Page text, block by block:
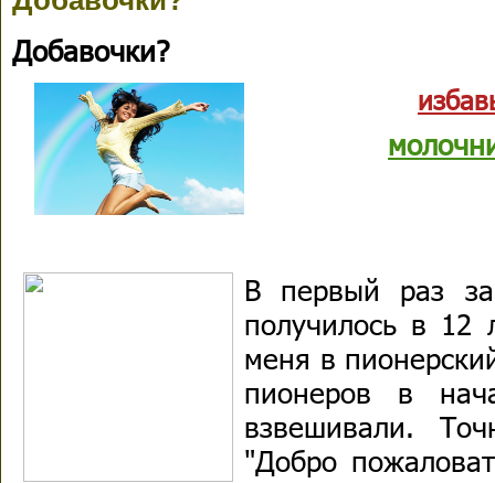
Добавочки?
В первый раз
получилось в 12
меня в
пионеров в
взвешивали.
"Добро